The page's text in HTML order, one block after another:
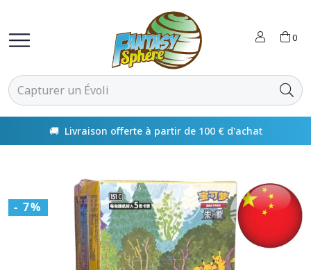
0
🚚 Livraison offerte à partir de 100 € d'achat
- 7%